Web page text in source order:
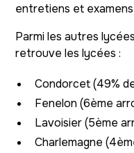
entretiens et
Parmi les autres
retrouve les lycées :
Condorcet (49%
Fenelon (6ème
Lavoisier (5ème
Charlemagne